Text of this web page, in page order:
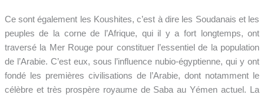
Ce sont également les Koushites, c’est à dire les Soudanais et les
peuples de la corne de l’Afrique, qui il y a fort longtemps, ont
traversé la Mer Rouge pour constituer l’essentiel de la population
de l’Arabie. C’est eux, sous l’influence nubio-égyptienne, qui y ont
fondé les premières civilisations de l’Arabie, dont notamment le
célèbre et très prospère royaume de Saba au Yémen actuel. La